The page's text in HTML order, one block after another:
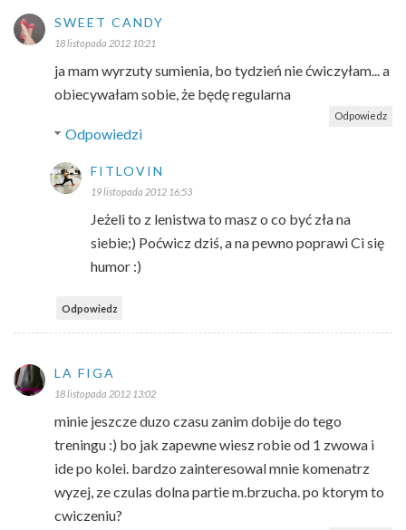
SWEET CANDY
18 listopada 2012 10:21
ja mam wyrzuty sumienia, bo tydzień nie ćwiczyłam... a
obiecywałam sobie, że będę regularna
Odpowiedz
Odpowiedzi
FITLOVIN
19 listopada 2012 16:53
Jeżeli to z lenistwa to masz o co być zła na
siebie;) Poćwicz dziś, a na pewno poprawi Ci się
humor :)
Odpowiedz
LA FIGA
18 listopada 2012 13:02
minie jeszcze duzo czasu zanim dobije do tego
treningu :) bo jak zapewne wiesz robie od 1 zwowa i
ide po kolei. bardzo zainteresowal mnie komenatrz
wyzej, ze czulas dolna partie m.brzucha. po ktorym to
cwiczeniu?